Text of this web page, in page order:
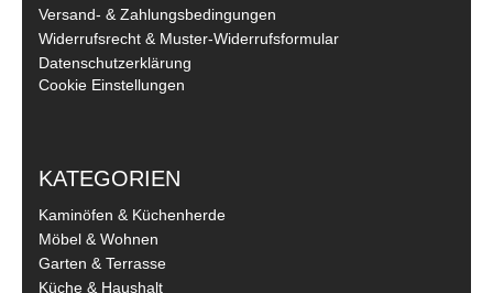
Versand- & Zahlungsbedingungen
Widerrufsrecht & Muster-Widerrufsformular
Datenschutzerklärung
Cookie Einstellungen
KATEGORIEN
Kaminöfen & Küchenherde
Möbel & Wohnen
Garten & Terrasse
Küche & Haushalt